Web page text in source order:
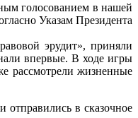
голосованием в нашей
Указам Президента
эрудит», приняли
впервые. В ходе игры
рассмотрели жизненные
отправились в сказочное